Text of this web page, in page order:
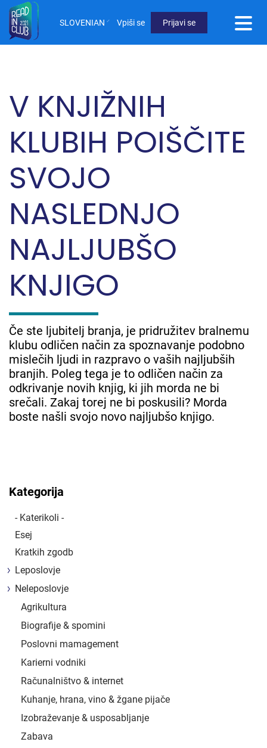
Skip
main
content
SLOVENIAN
User
logged
in
Vpiši se Prijavi se
V KNJIŽNIH
KLUBIH POIŠČITE
SVOJO
NASLEDNJO
NAJLJUBŠO
KNJIGO
Če ste ljubitelj branja, je pridružitev bralnemu
klubu odličen način za spoznavanje podobno
mislečih ljudi in razpravo o vaših najljubših
branjih. Poleg tega je to odličen način za
odkrivanje novih knjig, ki jih morda ne bi
srečali. Zakaj torej ne bi poskusili? Morda
boste našli svojo novo najljubšo knjigo.
Kategorija
- Katerikoli -
Esej
Kratkih zgodb
Leposlovje
Neleposlovje
Agrikultura
Biografije & spomini
Poslovni mamagement
Karierni vodniki
Računalništvo & internet
Kuhanje, hrana, vino & žgane pijače
Izobraževanje & usposabljanje
Zabava